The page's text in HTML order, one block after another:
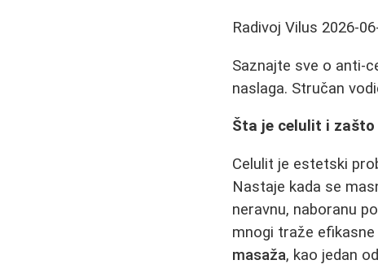
Radivoj Vilus 2026-
Saznajte sve o anti-
naslaga. Stručan
Šta je celulit i zašto
Celulit je estetski
Nastaje kada se
neravnu, naboranu
mnogi traže
masaža, kao jedan